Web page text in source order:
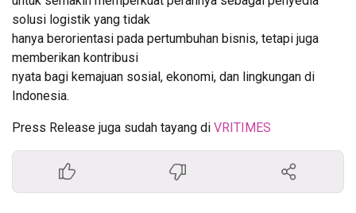
solusi logistik yang tidak
hanya berorientasi pada pertumbuhan bisnis, tetapi juga
memberikan kontribusi
nyata bagi kemajuan sosial, ekonomi, dan lingkungan di
Indonesia.
Press Release juga sudah tayang di VRITIMES